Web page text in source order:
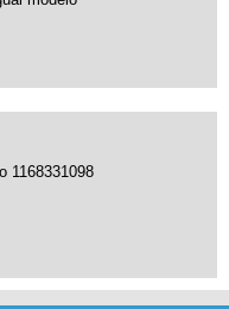
1168331098